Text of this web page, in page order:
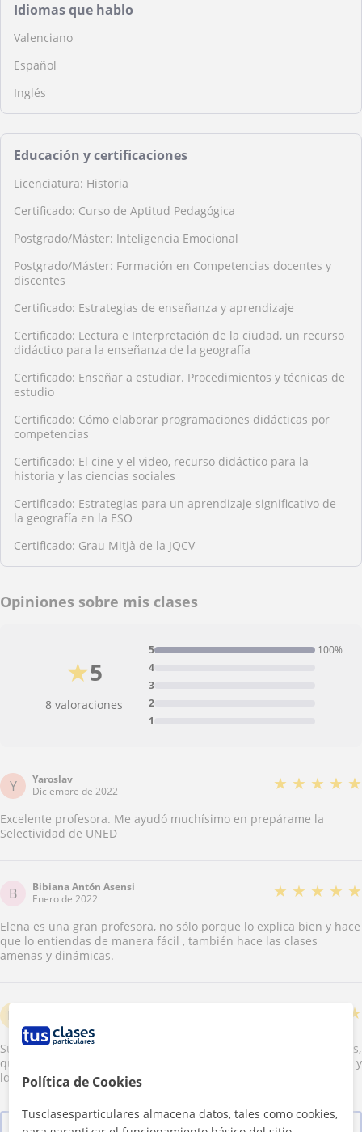
Idiomas que hablo
Valenciano
Español
Inglés
Educación y certificaciones
Licenciatura: Historia
Certificado: Curso de Aptitud Pedagógica
Postgrado/Máster: Inteligencia Emocional
Postgrado/Máster: Formación en Competencias docentes y
discentes
Certificado: Estrategias de enseñanza y aprendizaje
Certificado: Lectura e Interpretación de la ciudad, un recurso
didáctico para la enseñanza de la geografía
Certificado: Enseñar a estudiar. Procedimientos y técnicas de
estudio
Certificado: Cómo elaborar programaciones didácticas por
competencias
Certificado: El cine y el video, recurso didáctico para la
historia y las ciencias sociales
Certificado: Estrategias para un aprendizaje significativo de
la geografía en la ESO
Certificado: Grau Mitjà de la JQCV
Opiniones sobre mis clases
5
★
8 valoraciones
1
2
3
4
5 100%
Y
Yaroslav
Diciembre de 2022
★ ★ ★ ★ ★
Excelente profesora. Me ayudó muchísimo en prepárame la
Selectividad de UNED
B
Bibiana Antón Asensi
Enero de 2022
★ ★ ★ ★ ★
Elena es una gran profesora, no sólo porque lo explica bien y hace
que lo entiendas de manera fácil , también hace las clases
amenas y dinámicas.
M ★
Súper práctica, muy tranquila y una conexión total con los peques,
que le encantan. Les ayuda a estudiar y concentrarse un montón y
lo hace de forma divertida. Gracias Elena!
Política de Cookies
Tusclasesparticulares almacena datos, tales como cookies,